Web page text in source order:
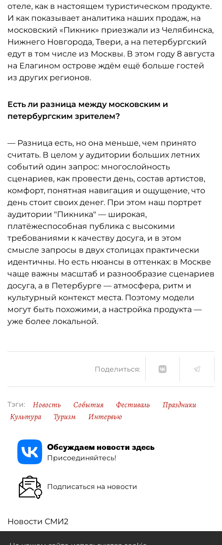
отеле, как в настоящем туристическом продукте.
И как показывает аналитика наших продаж, на
московский «Пикник» приезжали из Челябинска,
Нижнего Новгорода, Твери, а на петербургский
едут в том числе из Москвы. В этом году 8 августа
на Елагином острове ждём ещё больше гостей
из других регионов.
Есть ли разница между московским и
петербургским зрителем?
— Разница есть, но она меньше, чем принято
считать. В целом у аудитории больших летних
событий один запрос: многослойность
сценариев, как провести день, состав артистов,
комфорт, понятная навигация и ощущение, что
день стоит своих денег. При этом наш портрет
аудитории "Пикника" — широкая,
платёжеспособная публика с высокими
требованиями к качеству досуга, и в этом
смысле запросы в двух столицах практически
идентичны. Но есть нюансы в оттенках: в Москве
чаще важны масштаб и разнообразие сценариев
досуга, а в Петербурге — атмосфера, ритм и
культурный контекст места. Поэтому модели
могут быть похожими, а настройка продукта —
уже более локальной.
Поделиться:
Тэги: Новость События Фестиваль
Праздники
Культура
Туризм Интервью
Обсуждаем новости здесь
Присоединяйтесь!
Подписаться на новости
Новости СМИ2